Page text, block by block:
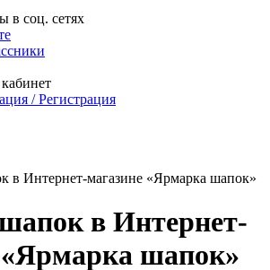
в соц. сетях
/ Регистрация
в Интернет-магазине «Ярмарка шапок»
в Интернет-
«Ярмарка шапок»